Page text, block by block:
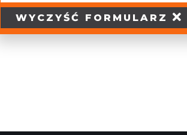
WYCZYŚĆ FORMULARZ